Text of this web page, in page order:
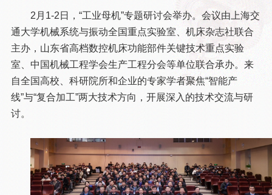
2月1-2日，“工业母机”专题研讨会举办。会议由上海交
通大学机械系统与振动全国重点实验室、机床杂志社联合
主办，山东省高档数控机床功能部件关键技术重点实验
室、中国机械工程学会生产工程分会等单位联合承办。来
自全国高校、科研院所和企业的专家学者聚焦“智能产
线”与“复合加工”两大技术方向，开展深入的技术交流与研
讨。